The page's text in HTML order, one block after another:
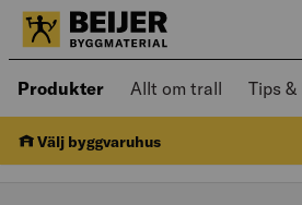
Produkter Öppnad meny kan
Allt om trall Tips &
Välj byggvaruhus